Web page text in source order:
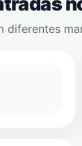
diferentes